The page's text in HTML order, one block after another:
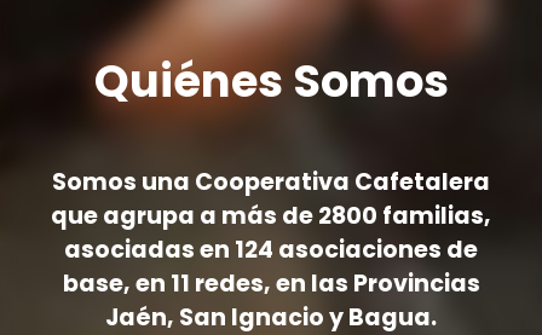
Quiénes Somos
Somos una Cooperativa Cafetalera
que agrupa a más de 2800 familias,
asociadas en 124 asociaciones de
base, en 11 redes, en las Provincias
Jaén, San Ignacio y Bagua.